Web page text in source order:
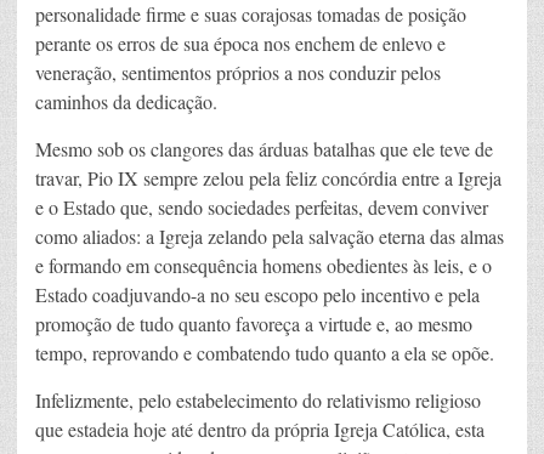
personalidade firme e suas corajosas tomadas de posição
perante os erros de sua época nos enchem de enlevo e
veneração, sentimentos próprios a nos conduzir pelos
caminhos da dedicação.
Mesmo sob os clangores das árduas batalhas que ele teve de
travar, Pio IX sempre zelou pela feliz concórdia entre a Igreja
e o Estado que, sendo sociedades perfeitas, devem conviver
como aliados: a Igreja zelando pela salvação eterna das almas
e formando em consequência homens obedientes às leis, e o
Estado coadjuvando-a no seu escopo pelo incentivo e pela
promoção de tudo quanto favoreça a virtude e, ao mesmo
tempo, reprovando e combatendo tudo quanto a ela se opõe.
Infelizmente, pelo estabelecimento do relativismo religioso
que estadeia hoje até dentro da própria Igreja Católica, esta